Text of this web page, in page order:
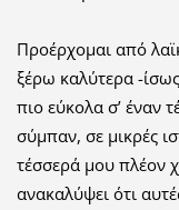
Προέρχομαι από
ξέρω καλύτερα -
πιο εύκολα σ’ έναν
σύμπαν, σε μικρές
τέσσερά μου πλέον
ανακαλύψει ότι